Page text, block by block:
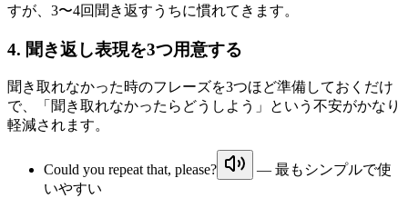
すが、3〜4回聞き返すうちに慣れてきます。
4. 聞き返し表現を3つ用意する
聞き取れなかった時のフレーズを3つほど準備しておくだけ
で、「聞き取れなかったらどうしよう」という不安がかなり
軽減されます。
Could you repeat that, please?
— 最もシンプルで使
いやすい